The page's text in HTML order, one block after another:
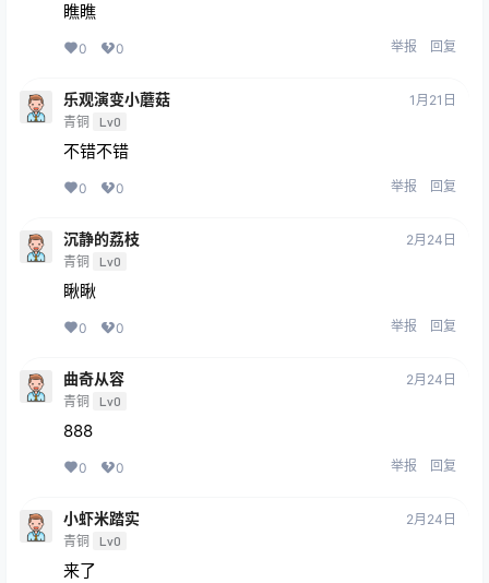
瞧瞧
0 0 举报 回复
乐观演变小蘑菇
青铜 Lv0
1月21日
不错不错
0 0 举报 回复
沉静的荔枝
青铜 Lv0
2月24日
瞅瞅
0 0 举报 回复
曲奇从容
青铜 Lv0
2月24日
888
0 0 举报 回复
小虾米踏实
青铜 Lv0
2月24日
来了